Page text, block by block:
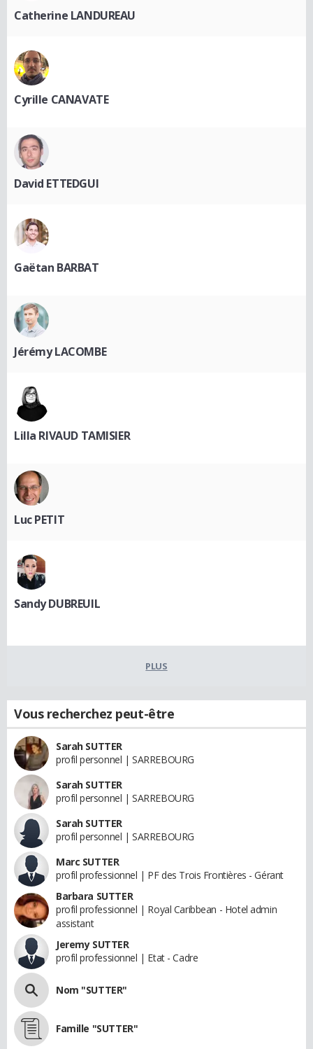
Catherine LANDUREAU
Cyrille CANAVATE
David ETTEDGUI
Gaëtan BARBAT
Jérémy LACOMBE
Lilla RIVAUD TAMISIER
Luc PETIT
Sandy DUBREUIL
PLUS
Vous recherchez peut-être
Sarah SUTTER
profil personnel | SARREBOURG
Sarah SUTTER
profil personnel | SARREBOURG
Sarah SUTTER
profil personnel | SARREBOURG
Marc SUTTER
profil professionnel | PF des Trois Frontières - Gérant
Barbara SUTTER
profil professionnel | Royal Caribbean - Hotel admin
assistant
Jeremy SUTTER
profil professionnel | Etat - Cadre
Nom "SUTTER"
Famille "SUTTER"